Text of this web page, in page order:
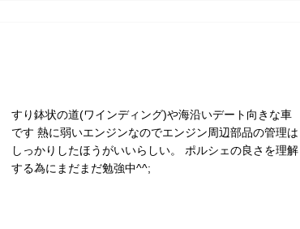
すり鉢状の道(ワインディング)や海沿いデート向きな車
です 熱に弱いエンジンなのでエンジン周辺部品の管理は
しっかりしたほうがいいらしい。 ポルシェの良さを理解
する為にまだまだ勉強中^^;